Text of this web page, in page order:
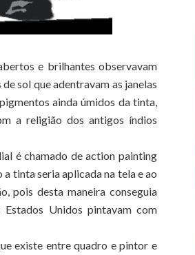
e brilhantes observavam
sol que adentravam as janelas
ainda úmidos da tinta,
a religião dos antigos índios
é chamado de action painting
tinta seria aplicada na tela e ao
pois desta maneira conseguia
Unidos pintavam com
existe entre quadro e pintor e